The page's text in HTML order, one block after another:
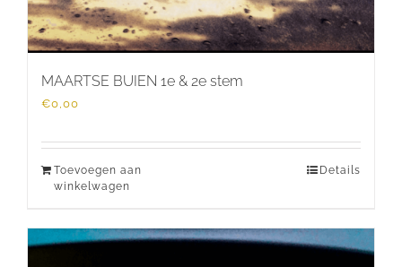
MAARTSE BUIEN 1e & 2e stem
€0,00
Toevoegen aan
winkelwagen
Details